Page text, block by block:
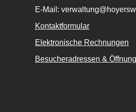
E-Mail:
Kontaktformular
Elektronische Rechnungen
Besucheradressen &